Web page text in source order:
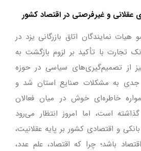
و غیرفرصتی در اقتصاد کشور
هیات نمایندگان اتاق بازرگانی یزد در
تجارت با تأکید بر لزوم بازگشت به
از تصمیم‌گیری‌های سیاسی در حوزه
جدی به مشکلات صنایع استان شد و
خاطره‌ای خوش در میان فعالان
است، اما امروز انتظار می‌رود
و اقتصادی کشور بر پایه عقلانیت،
باشد؛ چرا که اقتصاد، علم عدد،